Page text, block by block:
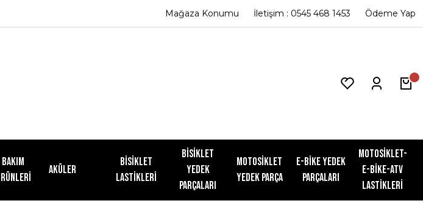
Mağaza Konumu İletişim : 0545 468 1453 Ödeme Yap
Bakım
Aküler
Bisiklet
Lastikleri
Bisiklet
Yedek
Parçaları
Motosiklet
Yedek Parça
E-Bike Yedek
Parçaları
Motosiklet-
E-Bike-ATV
Lastikleri